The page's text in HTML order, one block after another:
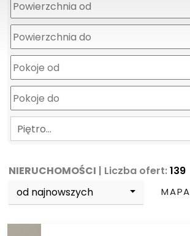
Piętro…
NIERUCHOMOŚCI | Liczba ofert:139
od najnowszych
MAPA